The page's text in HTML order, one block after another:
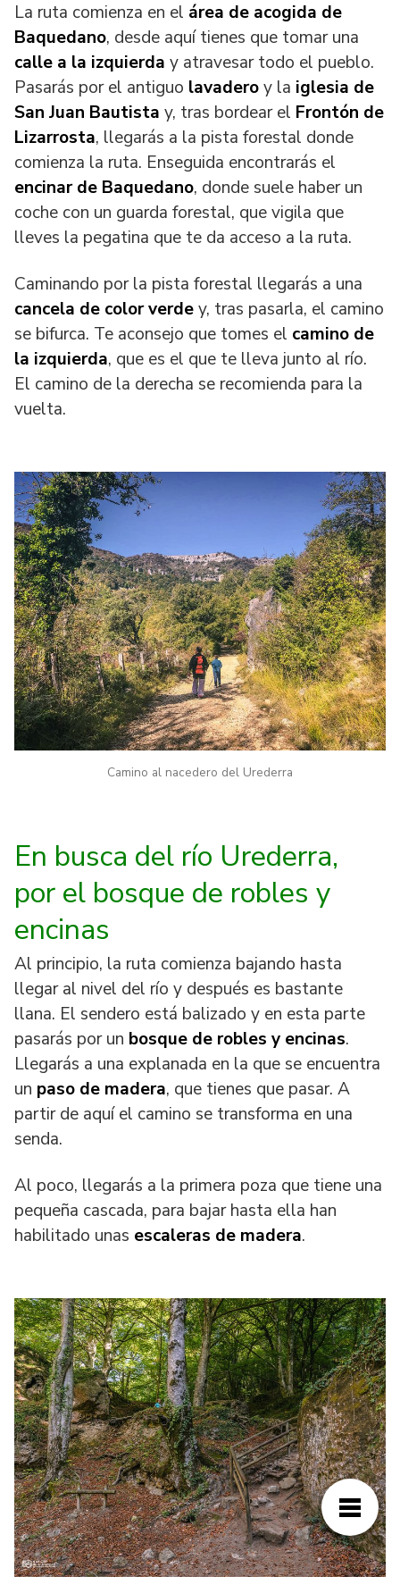
La ruta comienza en el área de acogida de
Baquedano, desde aquí tienes que tomar una
calle a la izquierda y atravesar todo el pueblo.
Pasarás por el antiguo lavaderoy la iglesia de
San Juan Bautista y, tras bordear el Frontón de
Lizarrosta, llegarás a la pista forestal donde
comienza la ruta. Enseguida encontrarás el
encinar de Baquedano, donde suele haber un
coche con un guarda forestal, que vigila que
lleves la pegatina que te da acceso a la ruta.
Caminando por la pista forestal llegarás a una
cancela de color verdey, tras pasarla, el camino
se bifurca. Te aconsejo que tomes el camino de
la izquierda, que es el que te lleva junto al río.
El camino de la derecha se recomienda para la
vuelta.
Camino al nacedero del Urederra
En busca del río Urederra,
por el bosque de robles y
encinas
Al principio, la ruta comienza bajando hasta
llegar al nivel del río y después es bastante
llana. El sendero está balizado y en esta parte
pasarás por un bosque de robles y encinas.
Llegarás a una explanada en la que se encuentra
un paso de madera, que tienes que pasar. A
partir de aquí el camino se transforma en una
senda.
Al poco, llegarás a la primera poza que tiene una
pequeña cascada, para bajar hasta ella han
habilitado unas escaleras de madera.